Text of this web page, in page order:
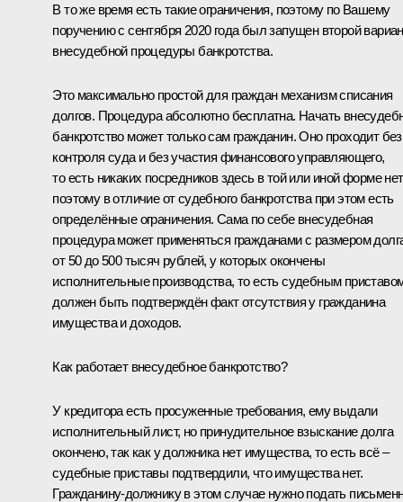
В то же время есть такие ограничения, поэтому по Вашему
поручению с сентября 2020 года был запущен второй
внесудебной процедуры банкротства.
Это максимально простой для граждан механизм списания
долгов. Процедура абсолютно бесплатна. Начать
банкротство может только сам гражданин. Оно проходит без
контроля суда и без участия финансового управляющего,
то есть никаких посредников здесь в той или иной форме
поэтому в отличие от судебного банкротства при этом есть
определённые ограничения. Сама по себе внесудебная
процедура может применяться гражданами с размером
от 50 до 500 тысяч рублей, у которых окончены
исполнительные производства, то есть судебным
должен быть подтверждён факт отсутствия у гражданина
имущества и доходов.
Как работает внесудебное банкротство?
У кредитора есть просуженные требования, ему выдали
исполнительный лист, но принудительное взыскание долга
окончено, так как у должника нет имущества, то есть всё –
судебные приставы подтвердили, что имущества нет.
Гражданину-должнику в этом случае нужно подать